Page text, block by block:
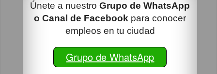
Únete a nuestro Grupo de WhatsApp
o Canal de Facebook para conocer
empleos en tu ciudad
Grupo de WhatsApp